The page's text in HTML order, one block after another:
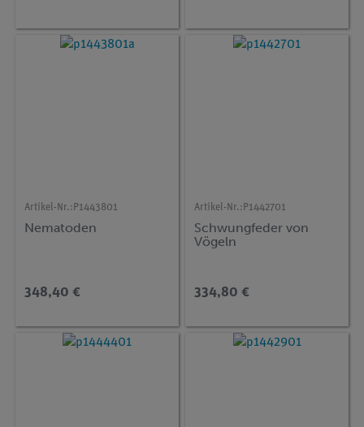
Artikel-Nr.: P1443801
Nematoden
348,40 €
Artikel-Nr.: P1442701
Schwungfeder von
Vögeln
334,80 €